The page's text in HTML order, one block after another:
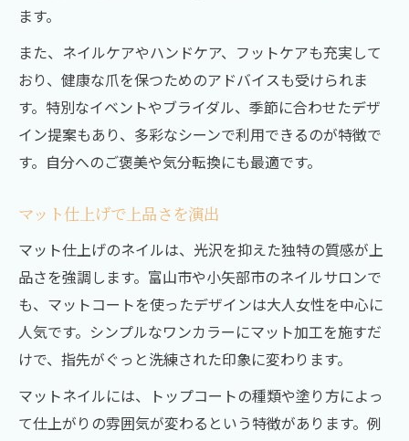
ます。
また、ネイルケアやハンドケア、フットケアも充実して
おり、健康な爪を保つためのアドバイスも受けられま
す。特別なイベントやブライダル、季節に合わせたデザ
イン提案もあり、多彩なシーンで利用できるのが特徴で
す。自分へのご褒美や気分転換にも最適です。
マット仕上げで上品さを演出
マット仕上げのネイルは、光沢を抑えた独特の質感が上
品さを強調します。富山市や小矢部市のネイルサロンで
も、マットコートを使ったデザインは大人女性を中心に
人気です。シンプルなワンカラーにマット加工を施すだ
けで、指先がぐっと洗練された印象に変わります。
マットネイルには、トップコートの種類や塗り方によっ
て仕上がりの雰囲気が変わるという特徴があります。例